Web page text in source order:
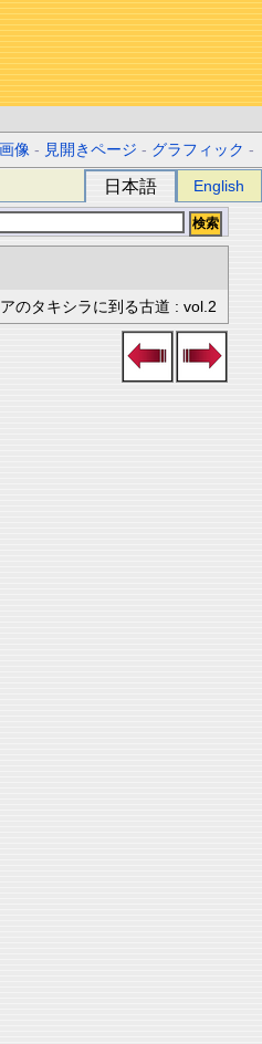
像 - 見開きページ - グラフィック -
日本語 English
のタキシラに到る古道 : vol.2